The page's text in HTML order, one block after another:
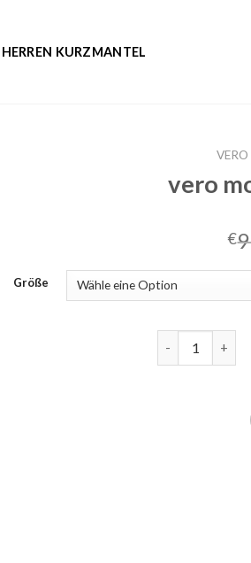
HERREN KURZMANTEL
vero
€
Größe